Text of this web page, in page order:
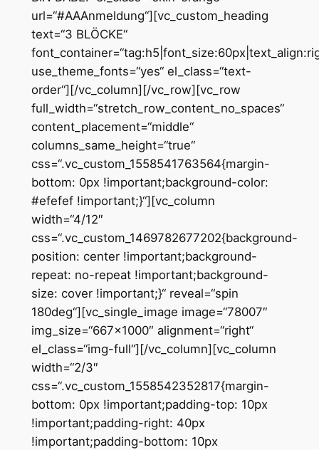
url=“#AAAnmeldung“][vc_custom_heading
text=“3 BLÖCKE“
use_theme_fonts=“yes“ el_class=“text-
order“][/vc_column][/vc_row][vc_row
full_width=“stretch_row_content_no_spaces“
content_placement=“middle“
columns_same_height=“true“
css=“.vc_custom_1558541763564{margin-
bottom: 0px !important;background-color:
#efefef !important;}“][vc_column
width=“4/12″
css=“.vc_custom_1469782677202{background-
position: center !important;background-
repeat: no-repeat !important;background-
size: cover !important;}“ reveal=“spin
180deg“][vc_single_image image=“78007″
img_size=“667×1000″ alignment=“right“
el_class=“img-full“][/vc_column][vc_column
width=“2/3″
css=“.vc_custom_1558542352817{margin-
bottom: 0px !important;padding-top: 10px
!important;padding-right: 40px
!important;padding-bottom: 10px